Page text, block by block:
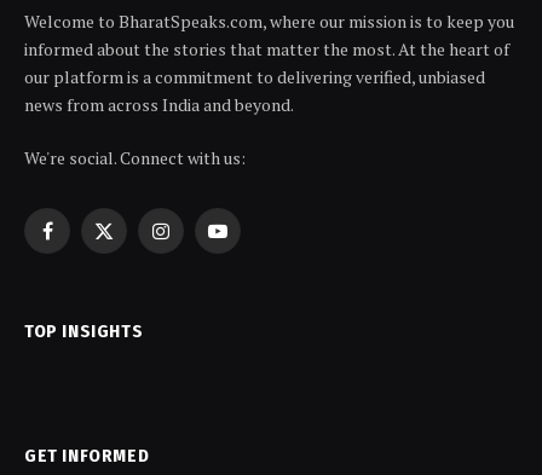
Welcome to BharatSpeaks.com, where our mission is to keep you
informed about the stories that matter the most. At the heart of
our platform is a commitment to delivering verified, unbiased
news from across India and beyond.
We're social. Connect with us:
Facebook
X
InstagramYouTube
TOP INSIGHTS
GET INFORMED